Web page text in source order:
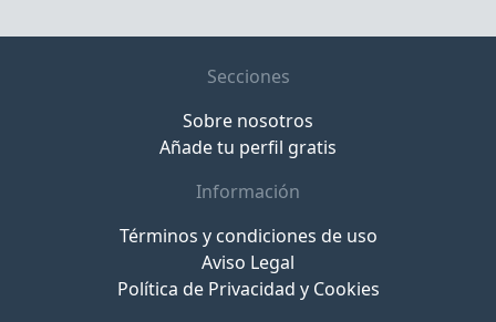
Secciones
Sobre nosotros
Añade tu perfil gratis
Información
Términos y condiciones de uso
Aviso Legal
Política de Privacidad y Cookies